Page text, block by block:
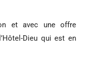
et avec une offre
Dieu qui est en